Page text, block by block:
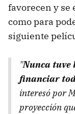
favorecen y se
como para
siguiente
"Nunca tuve
financiar
interesó por
proyección